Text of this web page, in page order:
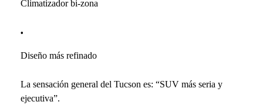
Climatizador bi-zona
Diseño más refinado
La sensación general del Tucson es: “SUV más seria y
ejecutiva”.